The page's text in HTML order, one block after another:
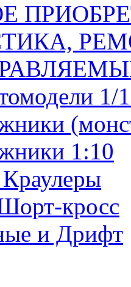
1/
1:10
кросс
и Дрифт